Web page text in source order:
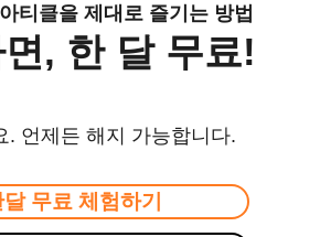
티클을 제대로 즐기는 방법
, 한 달 무료!
. 언제든 해지 가능합니다.
달 무료 체험하기